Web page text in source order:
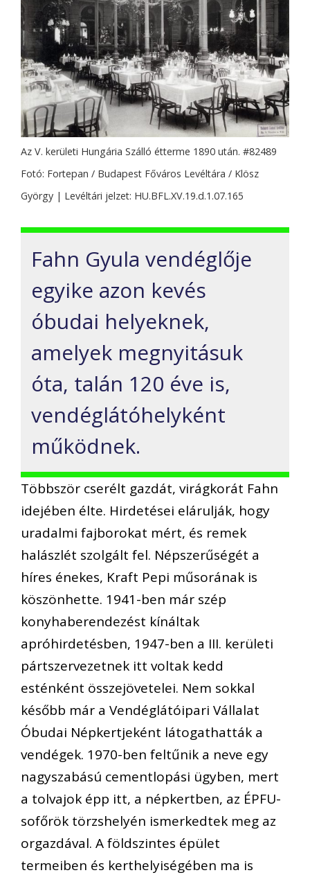
Az V. kerületi Hungária Szálló étterme 1890 után. #82489
Fotó: Fortepan / Budapest Főváros Levéltára / Klösz
György | Levéltári jelzet: HU.BFL.XV.19.d.1.07.165
Fahn Gyula vendéglője
egyike azon kevés
óbudai helyeknek,
amelyek megnyitásuk
óta, talán 120 éve is,
vendéglátóhelyként
működnek.
Többször cserélt gazdát, virágkorát Fahn
idejében élte. Hirdetései elárulják, hogy
uradalmi fajborokat mért, és remek
halászlét szolgált fel. Népszerűségét a
híres énekes, Kraft Pepi műsorának is
köszönhette. 1941-ben már szép
konyhaberendezést kínáltak
apróhirdetésben, 1947-ben a III. kerületi
pártszervezetnek itt voltak kedd
esténként összejövetelei. Nem sokkal
később már a Vendéglátóipari Vállalat
Óbudai Népkertjeként látogathatták a
vendégek. 1970-ben feltűnik a neve egy
nagyszabású cementlopási ügyben, mert
a tolvajok épp itt, a népkertben, az ÉPFU-
sofőrök törzshelyén ismerkedtek meg az
orgazdával. A földszintes épület
termeiben és kerthelyiségében ma is